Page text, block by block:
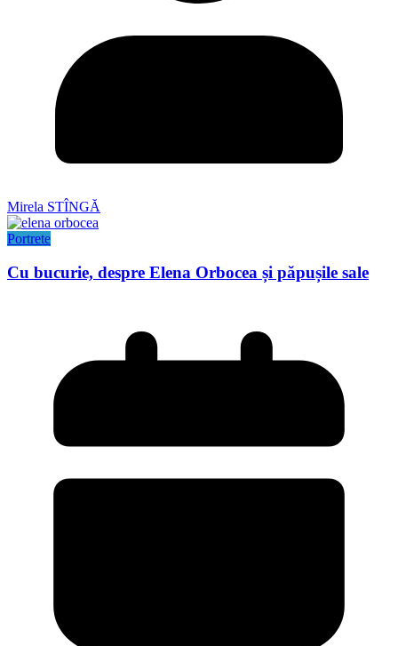
Mirela STÎNGĂ
Portrete
Cu bucurie, despre Elena Orbocea și păpușile sale